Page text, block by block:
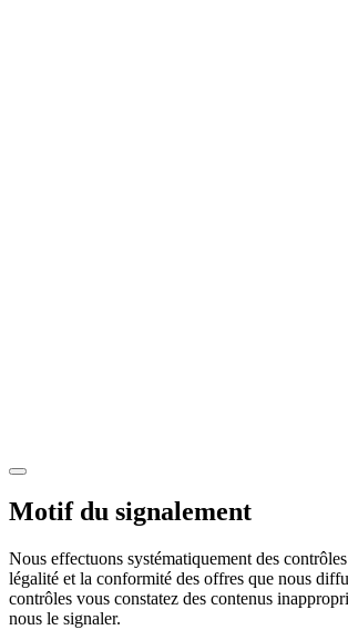
Motif du signalement
Nous effectuons systématiquement des
légalité et la conformité des offres que nous
contrôles vous constatez des contenus
nous le signaler.